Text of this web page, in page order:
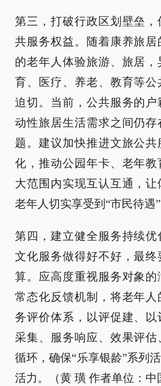
第三，打破行政区划壁垒
共服务权益。随着康养旅居
的老年人体验旅游、旅居
育、医疗、养老、教育等
迫切。当前，公共服务的
动性旅居生活需求之间仍存
题。建议加快推进文旅公
化，推动公园年卡、老年
大范围内实现互认互通，
老年人切实享受到“市民待遇”
第四，建立健全服务持续
文化服务做得好不好，最终
算。应高度重视服务对象的
常态化反馈机制，将老年人
务评价体系，以评促建、
采集、服务响应、效果评
循环，确保“乐享银龄”系列
活力。（黄 璜 作者单位：中